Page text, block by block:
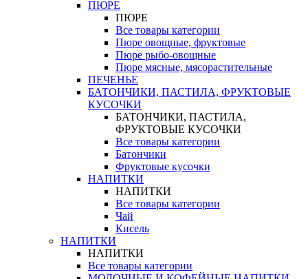
ПЮРЕ
ПЮРЕ
Все товары категории
Пюре овощные, фруктовые
Пюре рыбо-овощные
Пюре мясные, мясорастительные
ПЕЧЕНЬЕ
БАТОНЧИКИ, ПАСТИЛА, ФРУКТОВЫЕ
КУСОЧКИ
БАТОНЧИКИ, ПАСТИЛА,
ФРУКТОВЫЕ КУСОЧКИ
Все товары категории
Батончики
Фруктовые кусочки
НАПИТКИ
НАПИТКИ
Все товары категории
Чай
Кисель
НАПИТКИ
НАПИТКИ
Все товары категории